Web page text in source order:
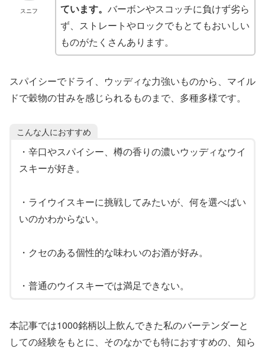
スニフ
ています。 バーボンやスコッチに負けず劣ら
ず、ストレートやロックでもとてもおいしい
ものがたくさんあります。
スパイシーでドライ、ウッディな力強いものから、マイル
ドで穀物の甘みを感じられるものまで、多種多様です。
こんな人におすすめ
・辛口やスパイシー、樽の香りの濃いウッディなウイ
スキーが好き。
・ライウイスキーに挑戦してみたいが、何を選べばい
いのかわからない。
・クセのある個性的な味わいのお酒が好み。
・普通のウイスキーでは満足できない。
本記事では1000銘柄以上飲んできた私のバーテンダーと
しての経験をもとに、そのなかでも特におすすめの、知ら